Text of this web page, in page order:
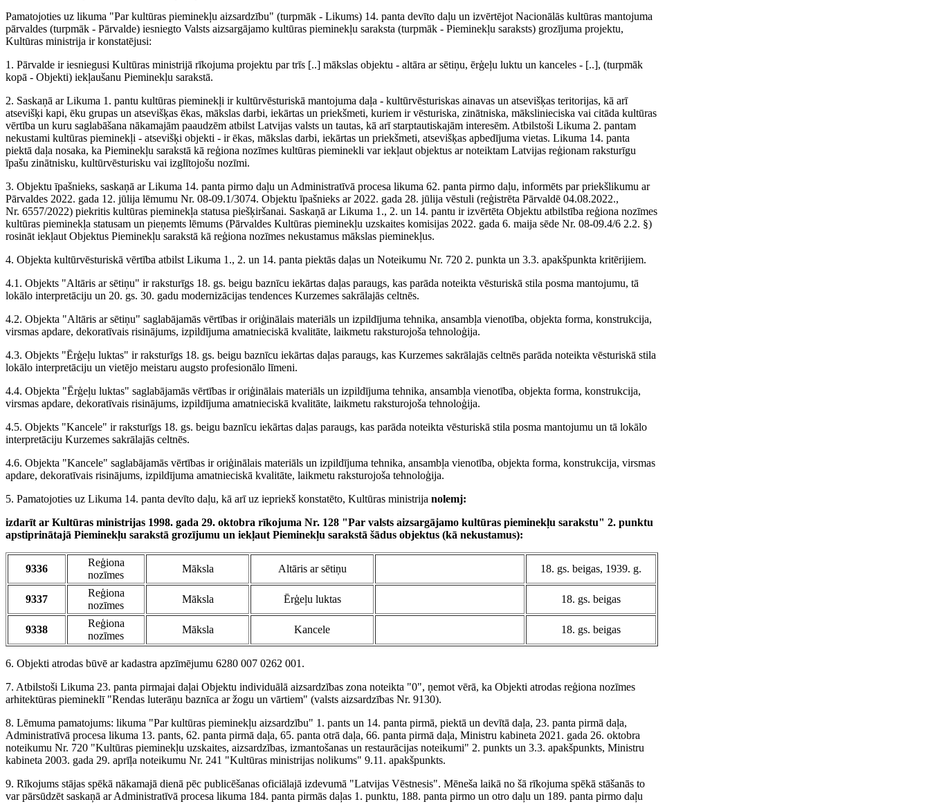
Pamatojoties uz likuma "Par kultūras pieminekļu aizsardzību" (turpmāk - Likums) 14. panta devīto daļu un izvērtējot Nacionālās kultūras mantojuma
pārvaldes (turpmāk - Pārvalde) iesniegto Valsts aizsargājamo kultūras pieminekļu saraksta (turpmāk - Pieminekļu saraksts) grozījuma projektu,
Kultūras ministrija ir konstatējusi:
1. Pārvalde ir iesniegusi Kultūras ministrijā rīkojuma projektu par trīs [..] mākslas objektu - altāra ar sētiņu, ērģeļu luktu un kanceles - [..], (turpmāk
kopā - Objekti) iekļaušanu Pieminekļu sarakstā.
2. Saskaņā ar Likuma 1. pantu kultūras pieminekļi ir kultūrvēsturiskā mantojuma daļa - kultūrvēsturiskas ainavas un atsevišķas teritorijas, kā arī
atsevišķi kapi, ēku grupas un atsevišķas ēkas, mākslas darbi, iekārtas un priekšmeti, kuriem ir vēsturiska, zinātniska, mākslinieciska vai citāda kultūras
vērtība un kuru saglabāšana nākamajām paaudzēm atbilst Latvijas valsts un tautas, kā arī starptautiskajām interesēm. Atbilstoši Likuma 2. pantam
nekustami kultūras pieminekļi - atsevišķi objekti - ir ēkas, mākslas darbi, iekārtas un priekšmeti, atsevišķas apbedījuma vietas. Likuma 14. panta
piektā daļa nosaka, ka Pieminekļu sarakstā kā reģiona nozīmes kultūras pieminekli var iekļaut objektus ar noteiktam Latvijas reģionam raksturīgu
īpašu zinātnisku, kultūrvēsturisku vai izglītojošu nozīmi.
3. Objektu īpašnieks, saskaņā ar Likuma 14. panta pirmo daļu un Administratīvā procesa likuma 62. panta pirmo daļu, informēts par priekšlikumu ar
Pārvaldes 2022. gada 12. jūlija lēmumu Nr. 08-09.1/3074. Objektu īpašnieks ar 2022. gada 28. jūlija vēstuli (reģistrēta Pārvaldē 04.08.2022.,
Nr. 6557/2022) piekritis kultūras pieminekļa statusa piešķiršanai. Saskaņā ar Likuma 1., 2. un 14. pantu ir izvērtēta Objektu atbilstība reģiona nozīmes
kultūras pieminekļa statusam un pieņemts lēmums (Pārvaldes Kultūras pieminekļu uzskaites komisijas 2022. gada 6. maija sēde Nr. 08-09.4/6 2.2. §)
rosināt iekļaut Objektus Pieminekļu sarakstā kā reģiona nozīmes nekustamus mākslas pieminekļus.
4. Objekta kultūrvēsturiskā vērtība atbilst Likuma 1., 2. un 14. panta piektās daļas un Noteikumu Nr. 720 2. punkta un 3.3. apakšpunkta kritērijiem.
4.1. Objekts "Altāris ar sētiņu" ir raksturīgs 18. gs. beigu baznīcu iekārtas daļas paraugs, kas parāda noteikta vēsturiskā stila posma mantojumu, tā
lokālo interpretāciju un 20. gs. 30. gadu modernizācijas tendences Kurzemes sakrālajās celtnēs.
4.2. Objekta "Altāris ar sētiņu" saglabājamās vērtības ir oriģinālais materiāls un izpildījuma tehnika, ansambļa vienotība, objekta forma, konstrukcija,
virsmas apdare, dekoratīvais risinājums, izpildījuma amatnieciskā kvalitāte, laikmetu raksturojoša tehnoloģija.
4.3. Objekts "Ērģeļu luktas" ir raksturīgs 18. gs. beigu baznīcu iekārtas daļas paraugs, kas Kurzemes sakrālajās celtnēs parāda noteikta vēsturiskā stila
lokālo interpretāciju un vietējo meistaru augsto profesionālo līmeni.
4.4. Objekta "Ērģeļu luktas" saglabājamās vērtības ir oriģinālais materiāls un izpildījuma tehnika, ansambļa vienotība, objekta forma, konstrukcija,
virsmas apdare, dekoratīvais risinājums, izpildījuma amatnieciskā kvalitāte, laikmetu raksturojoša tehnoloģija.
4.5. Objekts "Kancele" ir raksturīgs 18. gs. beigu baznīcu iekārtas daļas paraugs, kas parāda noteikta vēsturiskā stila posma mantojumu un tā lokālo
interpretāciju Kurzemes sakrālajās celtnēs.
4.6. Objekta "Kancele" saglabājamās vērtības ir oriģinālais materiāls un izpildījuma tehnika, ansambļa vienotība, objekta forma, konstrukcija, virsmas
apdare, dekoratīvais risinājums, izpildījuma amatnieciskā kvalitāte, laikmetu raksturojoša tehnoloģija.
5. Pamatojoties uz Likuma 14. panta devīto daļu, kā arī uz iepriekš konstatēto, Kultūras ministrija nolemj:
izdarīt ar Kultūras ministrijas 1998. gada 29. oktobra rīkojuma Nr. 128 "Par valsts aizsargājamo kultūras pieminekļu sarakstu" 2. punktu
apstiprinātajā Pieminekļu sarakstā grozījumu un iekļaut Pieminekļu sarakstā šādus objektus (kā nekustamus):
9336
Reģiona
nozīmes
Māksla Altāris ar sētiņu 18. gs. beigas, 1939. g.
9337
Reģiona
nozīmes
Māksla Ērģeļu luktas 18. gs. beigas
9338
Reģiona
nozīmes
Māksla Kancele 18. gs. beigas
6. Objekti atrodas būvē ar kadastra apzīmējumu 6280 007 0262 001.
7. Atbilstoši Likuma 23. panta pirmajai daļai Objektu individuālā aizsardzības zona noteikta "0", ņemot vērā, ka Objekti atrodas reģiona nozīmes
arhitektūras piemineklī "Rendas luterāņu baznīca ar žogu un vārtiem" (valsts aizsardzības Nr. 9130).
8. Lēmuma pamatojums: likuma "Par kultūras pieminekļu aizsardzību" 1. pants un 14. panta pirmā, piektā un devītā daļa, 23. panta pirmā daļa,
Administratīvā procesa likuma 13. pants, 62. panta pirmā daļa, 65. panta otrā daļa, 66. panta pirmā daļa, Ministru kabineta 2021. gada 26. oktobra
noteikumu Nr. 720 "Kultūras pieminekļu uzskaites, aizsardzības, izmantošanas un restaurācijas noteikumi" 2. punkts un 3.3. apakšpunkts, Ministru
kabineta 2003. gada 29. aprīļa noteikumu Nr. 241 "Kultūras ministrijas nolikums" 9.11. apakšpunkts.
9. Rīkojums stājas spēkā nākamajā dienā pēc publicēšanas oficiālajā izdevumā "Latvijas Vēstnesis". Mēneša laikā no šā rīkojuma spēkā stāšanās to
var pārsūdzēt saskaņā ar Administratīvā procesa likuma 184. panta pirmās daļas 1. punktu, 188. panta pirmo un otro daļu un 189. panta pirmo daļu